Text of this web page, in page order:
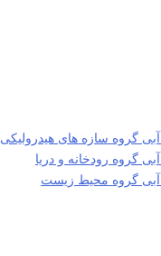
گروه سازه های هیدرولیکی
گروه رودخانه و دریا
آبی گروه محیط زیست